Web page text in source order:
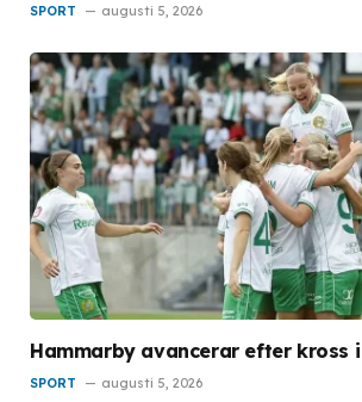
SPORT augusti 5, 2026
Hammarby avancerar efter kross i
SPORT augusti 5, 2026